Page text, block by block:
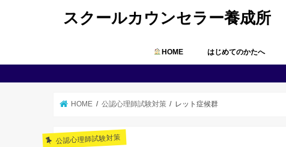
スクールカウンセラー養成所
HOME はじめてのかたへ
HOME 公認心理師試験対策 レット症候群
公認心理師試験対策